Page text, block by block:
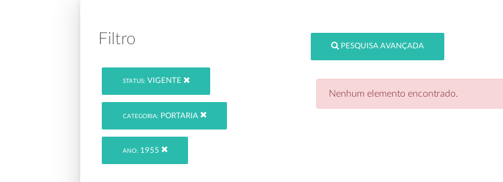
Filtro
STATUS: VIGENTE
CATEGORIA: PORTARIA
ANO: 1955
PESQUISA AVANÇADA
Nenhum elemento encontrado.